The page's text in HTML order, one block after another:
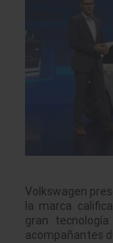
Volkswagen
la marca
gran
acompañantes